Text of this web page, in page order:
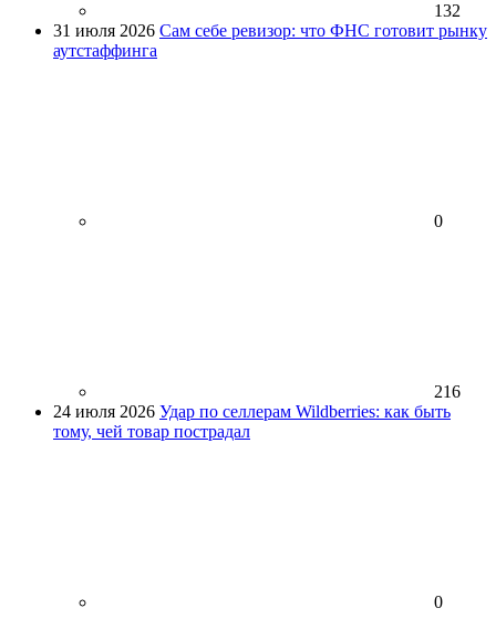
132
31 июля 2026 Сам себе ревизор: что ФНС готовит рынку
аутстаффинга
0
216
24 июля 2026 Удар по селлерам Wildberries: как быть
тому, чей товар пострадал
0